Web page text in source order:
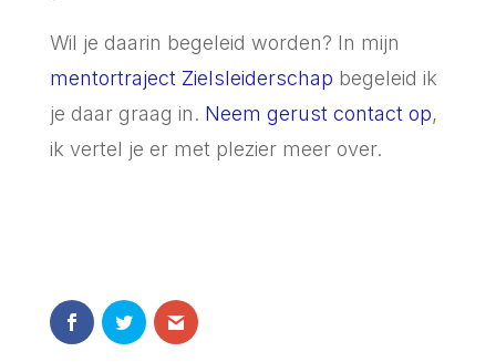
Wil je daarin begeleid worden? In mijn
mentortraject Zielsleiderschap begeleid ik
je daar graag in. Neem gerust contact op,
ik vertel je er met plezier meer over.